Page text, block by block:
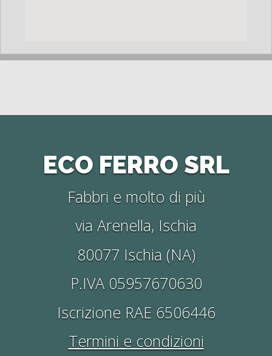
ECO FERRO SRL
Fabbri e molto di più
via Arenella, Ischia
80077 Ischia (NA)
P.IVA 05957670630
Iscrizione RAE 6506446
Termini e condizioni